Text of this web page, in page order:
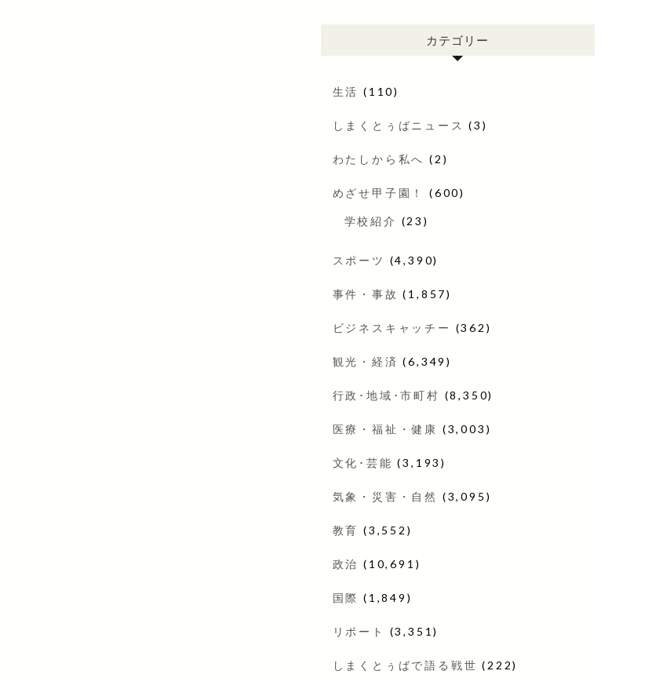
カテゴリー
生活 (110)
しまくとぅばニュース (3)
わたしから私へ (2)
めざせ甲子園！ (600)
学校紹介 (23)
スポーツ (4,390)
事件・事故 (1,857)
ビジネスキャッチー (362)
観光・経済 (6,349)
行政･地域･市町村 (8,350)
医療・福祉・健康 (3,003)
文化･芸能 (3,193)
気象・災害・自然 (3,095)
教育 (3,552)
政治 (10,691)
国際 (1,849)
リポート (3,351)
しまくとぅばで語る戦世 (222)